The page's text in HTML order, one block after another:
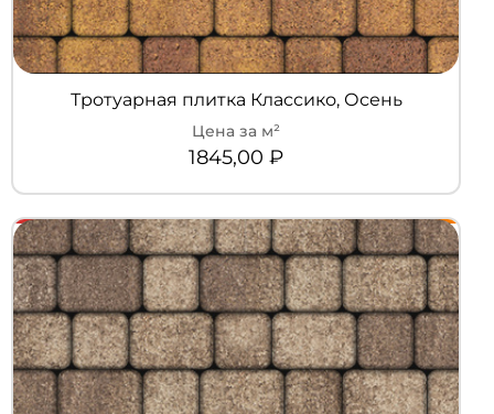
Тротуарная плитка Классико, Осень
1845,00 ₽